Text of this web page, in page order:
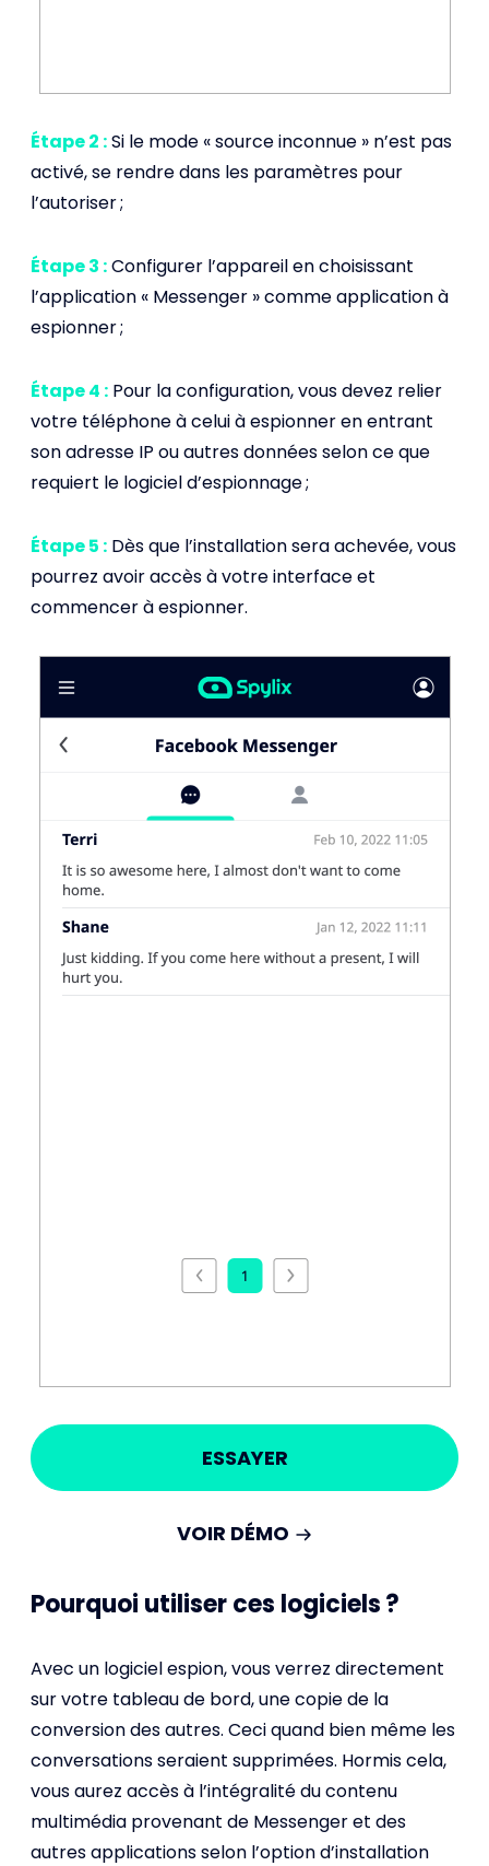
Étape 2 :Si le mode « source inconnue » n’est pas
activé, se rendre dans les paramètres pour
l’autoriser ;
Étape 3 :Configurer l’appareil en choisissant
l’application « Messenger » comme application à
espionner ;
Étape 4 : Pour la configuration, vous devez relier
votre téléphone à celui à espionner en entrant
son adresse IP ou autres données selon ce que
requiert le logiciel d’espionnage ;
Étape 5 : Dès que l’installation sera achevée, vous
pourrez avoir accès à votre interface et
commencer à espionner.
ESSAYER
VOIR DÉMO
Pourquoi utiliser ces logiciels ?
Avec un logiciel espion, vous verrez directement
sur votre tableau de bord, une copie de la
conversion des autres. Ceci quand bien même les
conversations seraient supprimées. Hormis cela,
vous aurez accès à l’intégralité du contenu
multimédia provenant de Messenger et des
autres applications selon l’option d’installation